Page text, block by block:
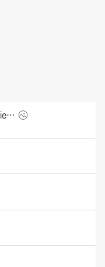
램 Power Wagon Cummins Turbo Diesel (2027)